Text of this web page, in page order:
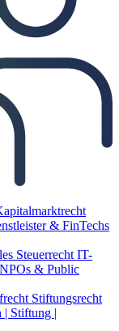
& FinTechs
Steuerrecht IT-
NPOs & Public
Stiftungsrecht
| Stiftung |